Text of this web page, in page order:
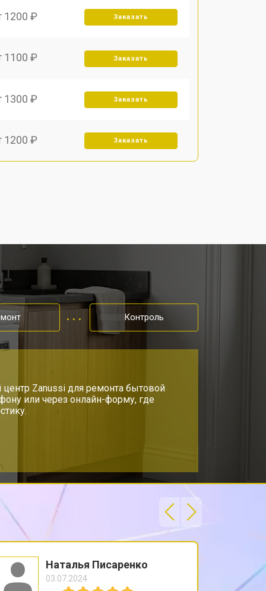
1200 ₽ Заказать
1100 ₽ Заказать
1300 ₽ Заказать
1200 ₽ Заказать
850 ₽ Заказать
950 ₽
Контроль
Zanussi для ремонта бытовой
или через онлайн-форму, где
Наталья Писаренко
03.07.2024